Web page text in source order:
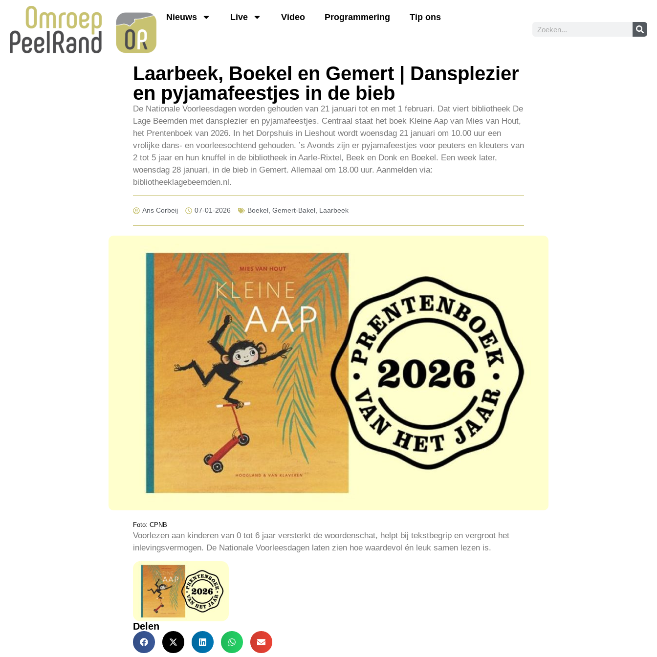
Nieuws Live Video Programmering Tip ons
Laarbeek, Boekel en Gemert | Dansplezier
en pyjamafeestjes in de bieb
De Nationale Voorleesdagen worden gehouden van 21 januari tot en met 1 februari. Dat viert bibliotheek De
Lage Beemden met dansplezier en pyjamafeestjes. Centraal staat het boek Kleine Aap van Mies van Hout,
het Prentenboek van 2026. In het Dorpshuis in Lieshout wordt woensdag 21 januari om 10.00 uur een
vrolijke dans- en voorleesochtend gehouden. ’s Avonds zijn er pyjamafeestjes voor peuters en kleuters van
2 tot 5 jaar en hun knuffel in de bibliotheek in Aarle-Rixtel, Beek en Donk en Boekel. Een week later,
woensdag 28 januari, in de bieb in Gemert. Allemaal om 18.00 uur. Aanmelden via:
bibliotheeklagebeemden.nl.
Ans Corbeij 07-01-2026 Boekel, Gemert-Bakel, Laarbeek
Foto: CPNB
Voorlezen aan kinderen van 0 tot 6 jaar versterkt de woordenschat, helpt bij tekstbegrip en vergroot het
inlevingsvermogen. De Nationale Voorleesdagen laten zien hoe waardevol én leuk samen lezen is.
Delen